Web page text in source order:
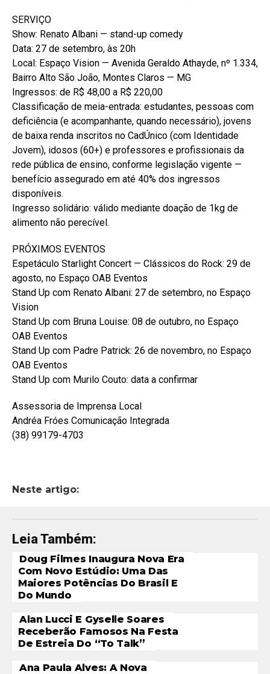
SERVIÇO
Show: Renato Albani — stand-up comedy
Data: 27 de setembro, às 20h
Local: Espaço Vision — Avenida Geraldo Athayde, nº 1.334,
Bairro Alto São João, Montes Claros — MG
Ingressos: de R$ 48,00 a R$ 220,00
Classificação de meia-entrada: estudantes, pessoas com
deficiência (e acompanhante, quando necessário), jovens
de baixa renda inscritos no CadÚnico (com Identidade
Jovem), idosos (60+) e professores e profissionais da
rede pública de ensino, conforme legislação vigente —
benefício assegurado em até 40% dos ingressos
disponíveis.
Ingresso solidário: válido mediante doação de 1kg de
alimento não perecível.
PRÓXIMOS EVENTOS
Espetáculo Starlight Concert — Clássicos do Rock: 29 de
agosto, no Espaço OAB Eventos
Stand Up com Renato Albani: 27 de setembro, no Espaço
Vision
Stand Up com Bruna Louise: 08 de outubro, no Espaço
OAB Eventos
Stand Up com Padre Patrick: 26 de novembro, no Espaço
OAB Eventos
Stand Up com Murilo Couto: data a confirmar
Assessoria de Imprensa Local
Andréa Fróes Comunicação Integrada
(38) 99179-4703
Neste artigo:
Leia Também:
Doug Filmes Inaugura Nova Era
Com Novo Estúdio: Uma Das
Maiores Potências Do Brasil E
Do Mundo
Alan Lucci E Gyselle Soares
Receberão Famosos Na Festa
De Estreia Do “To Talk”
Ana Paula Alves: A Nova